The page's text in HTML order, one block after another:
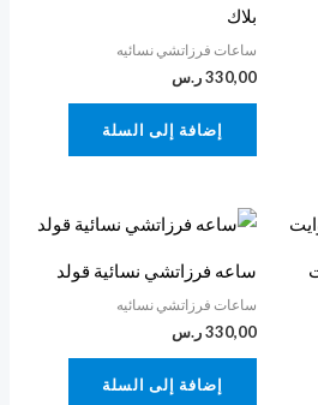
بلاك
ساعات فرزاتشي نسائيه
330,00ر.س
إضافة إلى السلة
ساعه فرزاتشي نسائية قولد
ساعات فرزاتشي نسائيه
330,00ر.س
إضافة إلى السلة